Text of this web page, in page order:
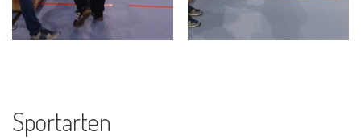
Sportarten